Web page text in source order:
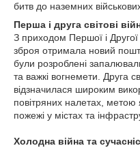
битв до наземних
Перша і друга світові
З приходом Першої і Другої
зброя отримала новий
були розроблені
та важкі вогнемети. Друга
відзначилася широким
повітряних налетах, метою
пожежі у містах та
Холодна війна та